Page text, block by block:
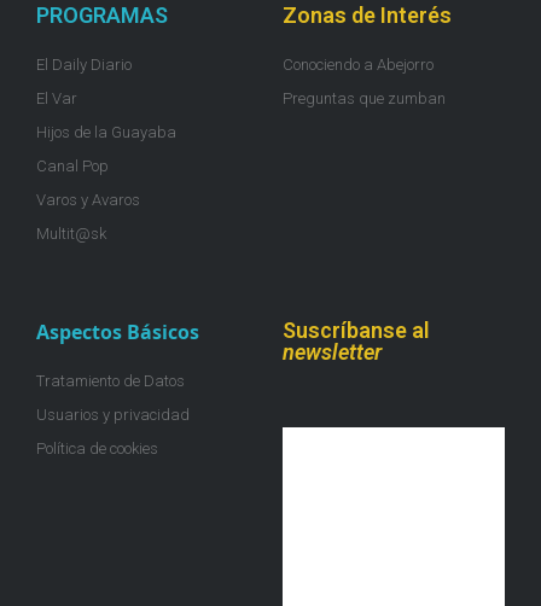
PROGRAMAS
El Daily Diario
El Var
Hijos de la Guayaba
Canal Pop
Varos y Avaros
Multit@sk
Zonas de Interés
Conociendo a Abejorro
Preguntas que zumban
Aspectos Básicos
Tratamiento de Datos
Usuarios y privacidad
Política de cookies
Suscríbanse al
newsletter